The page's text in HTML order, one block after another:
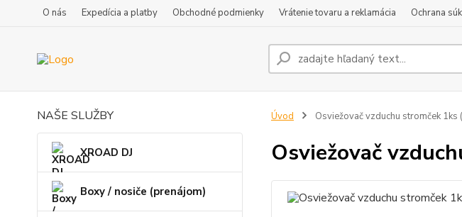
O nás Expedícia a platby Obchodné podmienky Vrátenie tovaru a reklamácia Ochrana
NAŠE SLUŽBY
XROAD DJ
Boxy / nosiče (prenájom)
Úvod Osviežovač vzduchu stromček 1ks
Osviežovač